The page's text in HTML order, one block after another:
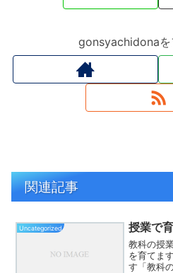
gonsyachidonaを
関連記事
Uncategorized 授業で
教科の授
を育てま
す「教科